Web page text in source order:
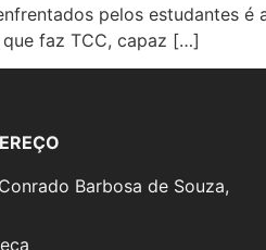
pelos estudantes
que faz TCC, capaz […]
Barbosa de Souza,